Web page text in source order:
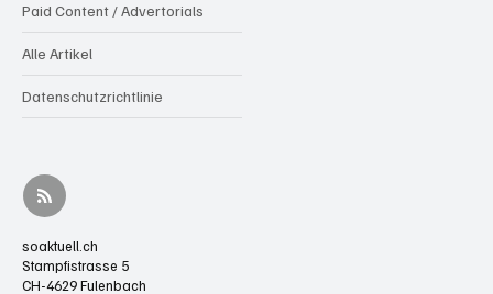
Paid Content / Advertorials
Alle Artikel
Datenschutzrichtlinie
soaktuell.ch
Stampfistrasse 5
CH-4629 Fulenbach